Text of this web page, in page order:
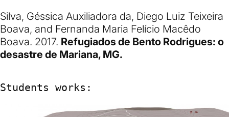
Silva, Géssica Auxiliadora da, Diego Luiz Teixeira
Boava, and Fernanda Maria Felício Macêdo
Boava. 2017. Refugiados de Bento Rodrigues: o
desastre de Mariana, MG.
Students works: